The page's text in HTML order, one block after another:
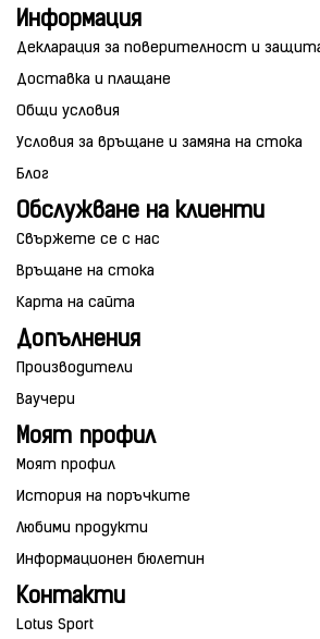
Информация
Декларация за поверителност и
Доставка и плащане
Общи условия
Условия за връщане и замяна на стока
Блог
Обслужване на клиенти
Свържете се с нас
Връщане на стока
Карта на сайта
Допълнения
Производители
Ваучери
Моят профил
Моят профил
История на поръчките
Любими продукти
Информационен бюлетин
Контакти
Lotus Sport